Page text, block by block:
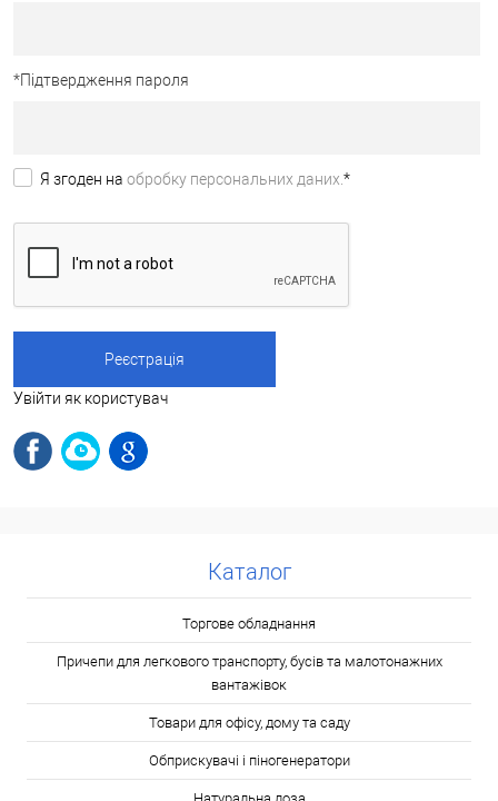
*Підтвердження пароля
Я згоден на обробку персональних даних. *
Увійти як користувач
Каталог
Торгове обладнання
Причепи для легкового транспорту, бусів та малотонажних
вантажівок
Товари для офісу, дому та саду
Обприскувачі і піногенератори